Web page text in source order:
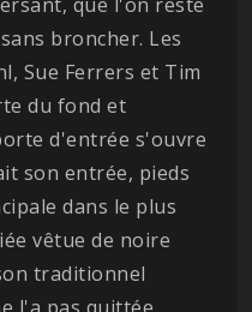
broncher. Les
Sue Ferrers et Tim
du fond et
d'entrée s'ouvre
son entrée, pieds
dans le plus
vêtue de noire
traditionnel